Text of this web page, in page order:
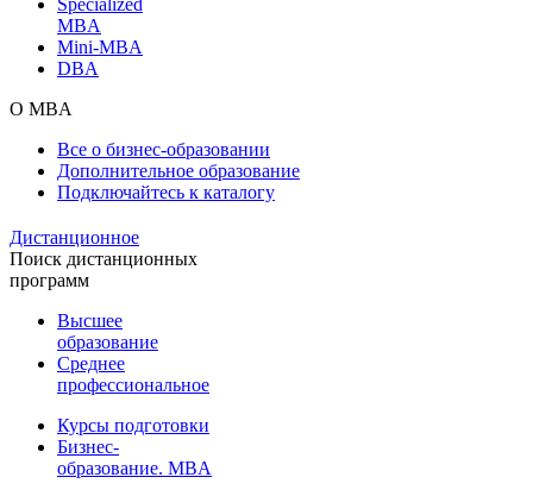
MBA
Mini-MBA
DBA
О MBA
Все о бизнес-образовании
Дополнительное образование
Подключайтесь к каталогу
Дистанционное
Поиск дистанционных
программ
Высшее
образование
Среднее
профессиональное
Курсы подготовки
Бизнес-
образование. MBA